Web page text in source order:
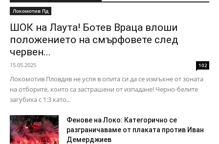
Локомотив Пд
ШОК на Лаута! Ботев Враца влоши
положението на смърфовете след
червен...
15.05.2025 102
Локомотив Пловдив не успя в опита си да се измъкне от зоната
на отборите, които са застрашени от изпадане! Черно-белите
загубиха с 1:3 като...
Фенове на Локо: Категорично се
разграничаваме от плаката против Иван
Демерджиев